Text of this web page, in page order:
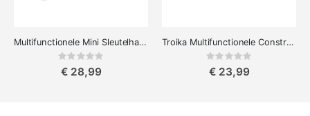
Multifunctionele Mini Sleutelhanger Tool
Rating:
€ 28,99
Troika Multifunctionele Constructiepen
Rating:
€ 23,99